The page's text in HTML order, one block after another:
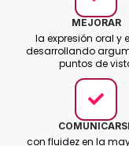
MEJORAR
la expresión oral y
desarrollando
puntos de
con fluidez en la